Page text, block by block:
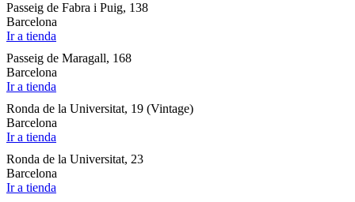
Passeig de Fabra i Puig, 138
Barcelona
Ir a tienda
Passeig de Maragall, 168
Barcelona
Ir a tienda
Ronda de la Universitat, 19 (Vintage)
Barcelona
Ir a tienda
Ronda de la Universitat, 23
Barcelona
Ir a tienda